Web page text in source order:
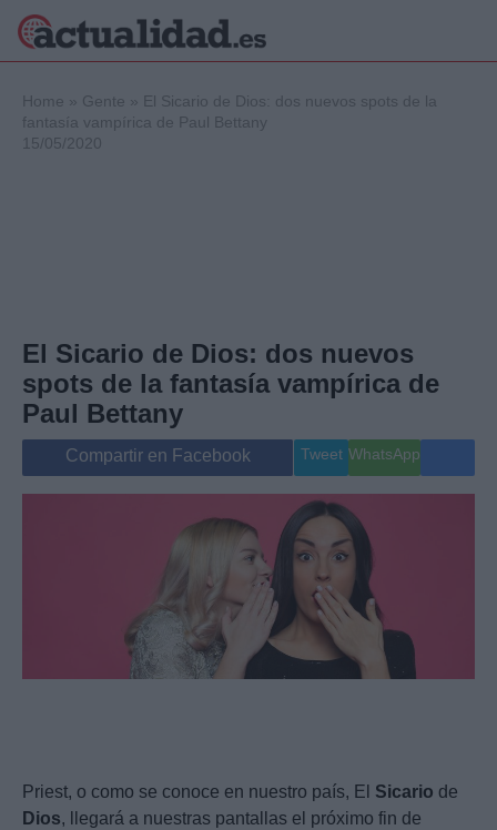
Internacional
Viajes
Gente
Musica
Home » Gente » El Sicario de Dios: dos nuevos spots de la
fantasía vampírica de Paul Bettany
15/05/2020
El Sicario de Dios: dos nuevos
spots de la fantasía vampírica de
Paul Bettany
Compartir en Facebook Tweet WhatsApp
Priest, o como se conoce en nuestro país, El Sicario de
Dios, llegará a nuestras pantallas el próximo fin de